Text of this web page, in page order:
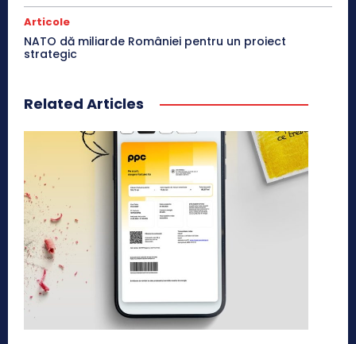
Articole
NATO dă miliarde României pentru un proiect
strategic
Related Articles